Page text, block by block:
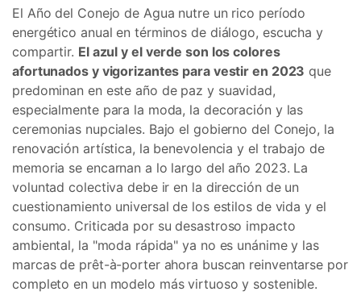
El Año del Conejo de Agua nutre un rico período
energético anual en términos de diálogo, escucha y
compartir. El azul y el verde son los colores
afortunados y vigorizantes para vestir en 2023 que
predominan en este año de paz y suavidad,
especialmente para la moda, la decoración y las
ceremonias nupciales. Bajo el gobierno del Conejo, la
renovación artística, la benevolencia y el trabajo de
memoria se encarnan a lo largo del año 2023. La
voluntad colectiva debe ir en la dirección de un
cuestionamiento universal de los estilos de vida y el
consumo. Criticada por su desastroso impacto
ambiental, la "moda rápida" ya no es unánime y las
marcas de prêt-à-porter ahora buscan reinventarse por
completo en un modelo más virtuoso y sostenible.